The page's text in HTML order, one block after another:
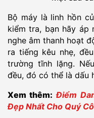
Bộ máy là linh hồn
kiểm tra, bạn hãy áp
nghe âm thanh hoạt
ra tiếng kêu nhẹ,
trường tĩnh lặng.
đều, đó có thể là dấu
Xem thêm: Điểm
Đẹp Nhất Cho Quý